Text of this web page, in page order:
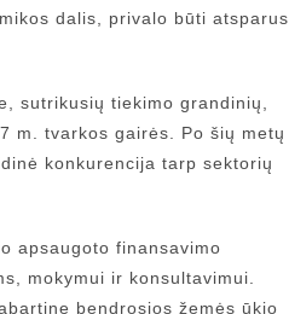
dalis, privalo būti atsparus
sutrikusių tiekimo grandinių,
m. tvarkos gairės. Po šių metų
konkurencija tarp sektorių
apsaugoto finansavimo
mokymui ir konsultavimui.
bendrosios žemės ūkio